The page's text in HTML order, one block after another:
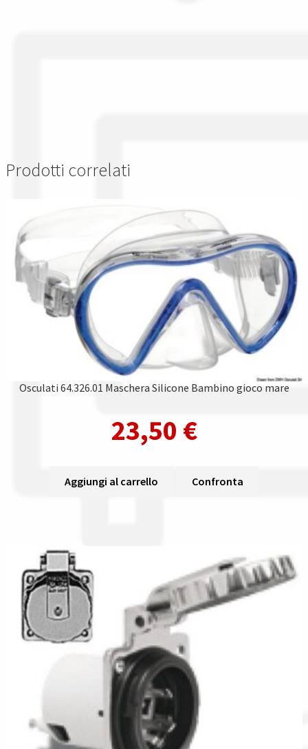
Prodotti correlati
Osculati 64.326.01 Maschera Silicone Bambino gioco mare
23,50 €
Aggiungi al carrello Confronta